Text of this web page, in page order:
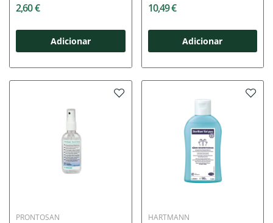
2,60 €
Adicionar
10,49 €
Adicionar
PRONTOSAN HARTMANN